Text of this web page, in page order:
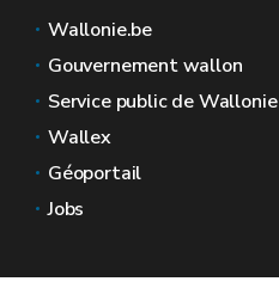
Wallonie.be
Gouvernement wallon
Service public de Wallonie
Wallex
Géoportail
Jobs